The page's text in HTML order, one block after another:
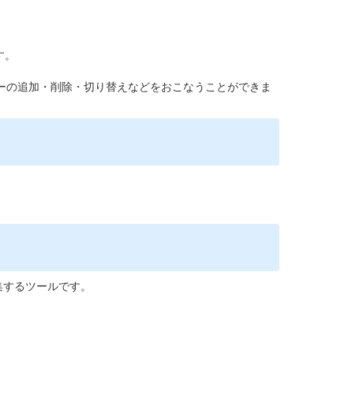
追加・削除・切り替えなどをおこなうことができま
るツールです。